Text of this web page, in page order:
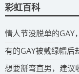
彩虹百科
情人节没脱单的
有的GAY被戴绿帽后
想要掰弯直男，建议